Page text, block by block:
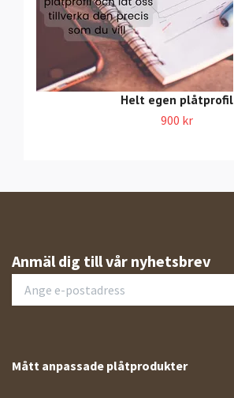
Helt egen plåtprofil
900 kr
Anmäl dig till vår nyhetsbrev
Mått anpassade plåtprodukter